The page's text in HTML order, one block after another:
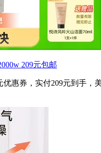
209元包邮
优惠券，实付209元到手